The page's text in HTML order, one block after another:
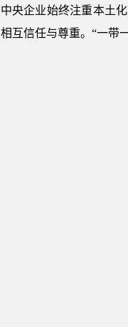
中央企业始终注重本土
相互信任与尊重。“一带